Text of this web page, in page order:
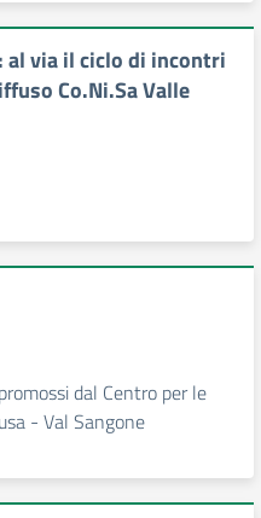
via il ciclo di incontri
Co.Ni.Sa Valle
dal Centro per le
- Val Sangone